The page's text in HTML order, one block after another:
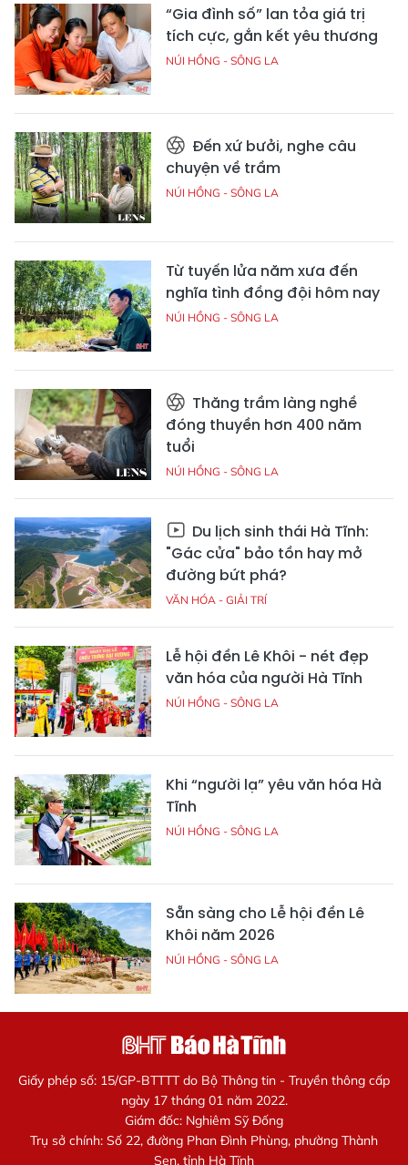
“Gia đình số” lan tỏa giá trị
tích cực, gắn kết yêu thương
NÚI HỒNG - SÔNG LA
Đến xứ bưởi, nghe câu
chuyện về trầm
NÚI HỒNG - SÔNG LA
Từ tuyến lửa năm xưa đến
nghĩa tình đồng đội hôm nay
NÚI HỒNG - SÔNG LA
Thăng trầm làng nghề
đóng thuyền hơn 400 năm
tuổi
NÚI HỒNG - SÔNG LA
Du lịch sinh thái Hà Tĩnh:
"Gác cửa" bảo tồn hay mở
đường bứt phá?
VĂN HÓA - GIẢI TRÍ
Lễ hội đền Lê Khôi - nét đẹp
văn hóa của người Hà Tĩnh
NÚI HỒNG - SÔNG LA
Khi “người lạ” yêu văn hóa Hà
Tĩnh
NÚI HỒNG - SÔNG LA
Sẵn sàng cho Lễ hội đền Lê
Khôi năm 2026
NÚI HỒNG - SÔNG LA
Giấy phép số: 15/GP-BTTTT do Bộ Thông tin - Truyền thông cấp
ngày 17 tháng 01 năm 2022.
Giám đốc: Nghiêm Sỹ Đống
Trụ sở chính: Số 22, đường Phan Đình Phùng, phường Thành
Sen, tỉnh Hà Tĩnh